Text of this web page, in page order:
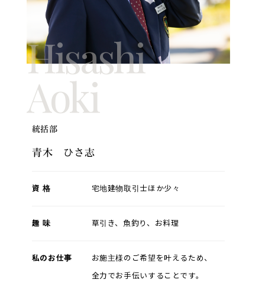
Hisashi
Aoki
統括部
青木 ひさ志
資 格 宅地建物取引士ほか少々
趣 味 草引き、魚釣り、お料理
私のお仕事 お施主様のご希望を叶えるため、
全力でお手伝いすることです。